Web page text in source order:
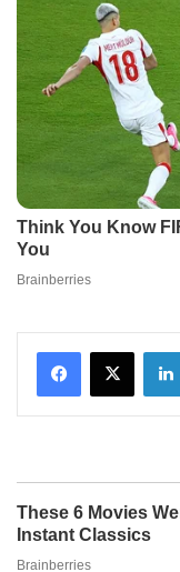
Facebook
X